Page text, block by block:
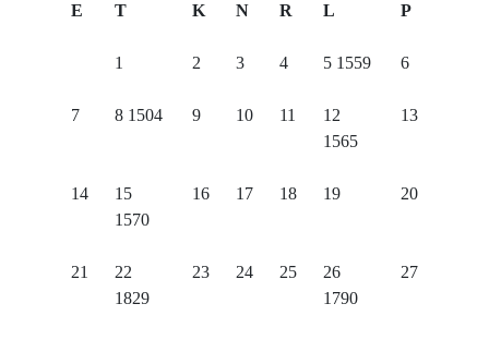
E T K N R L P
1 2 3 4 5 1559 6
7 8 1504 9 10 11
12
1565
13
14
15
1570
16 17 18 19 20
21
22
1829
23 24 25
26
1790
27